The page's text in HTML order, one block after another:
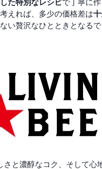
た特別なレシピで丁寧に
えれば、多少の価格差は
い贅沢なひとときとなるで
と濃醇なコク、そして